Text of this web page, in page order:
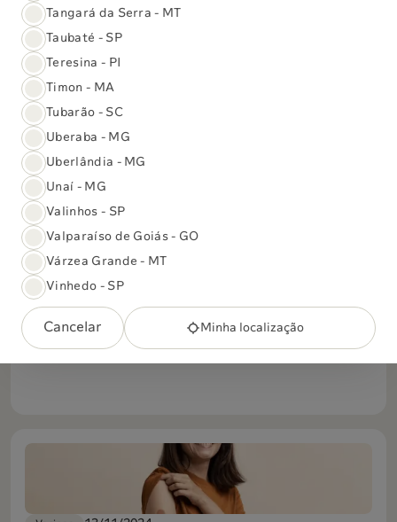
Vacinas 27/05/2025
Saiba como proteger-se contra doenças
respiratórias
31/03/2025
Sabin amplia atendimento na Unidade
Conceito Iguatemi Shopping
Tangará da Serra - MT
Taubaté - SP
Teresina - PI
Timon - MA
Tubarão - SC
Uberaba - MG
Uberlândia - MG
Unaí - MG
Valinhos - SP
Valparaíso de Goiás - GO
Várzea Grande - MT
Vinhedo - SP
Cancelar Minha localização